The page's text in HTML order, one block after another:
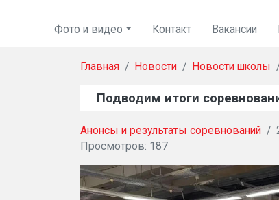
Фото и видео Контакт Вакансии
Главная Новости Новости школы
Подводим итоги
Анонсы и результаты соревнований /
Просмотров: 187